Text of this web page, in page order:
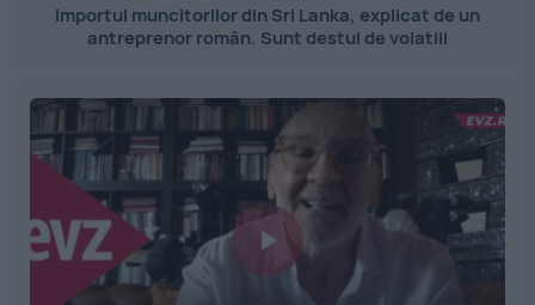
Importul muncitorilor din Sri Lanka, explicat de un
antreprenor român. Sunt destul de volatili